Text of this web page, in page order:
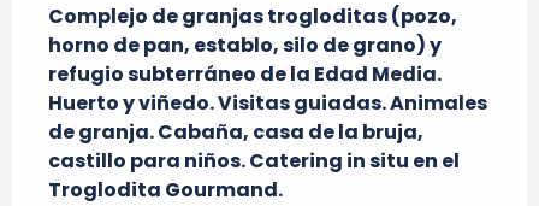
Complejo de granjas trogloditas (pozo,
horno de pan, establo, silo de grano) y
refugio subterráneo de la Edad Media.
Huerto y viñedo. Visitas guiadas. Animales
de granja. Cabaña, casa de la bruja,
castillo para niños. Catering in situ en el
Troglodita Gourmand.